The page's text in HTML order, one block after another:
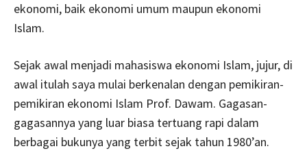
ekonomi, baik ekonomi umum maupun ekonomi
Islam.
Sejak awal menjadi mahasiswa ekonomi Islam, jujur, di
awal itulah saya mulai berkenalan dengan pemikiran-
pemikiran ekonomi Islam Prof. Dawam. Gagasan-
gagasannya yang luar biasa tertuang rapi dalam
berbagai bukunya yang terbit sejak tahun 1980’an.